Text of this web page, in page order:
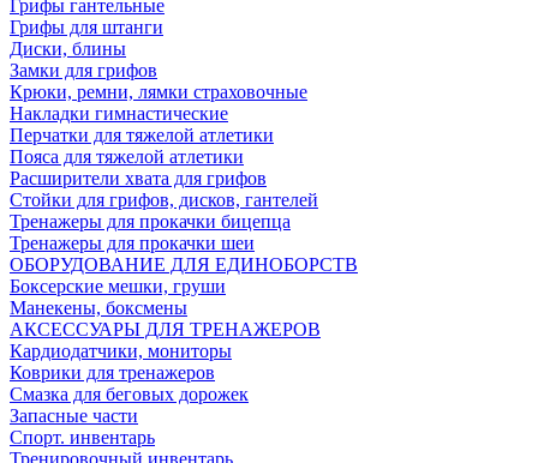
Грифы гантельные
Грифы для штанги
Диски, блины
Замки для грифов
Крюки, ремни, лямки страховочные
Накладки гимнастические
Перчатки для тяжелой атлетики
Пояса для тяжелой атлетики
Расширители хвата для грифов
Стойки для грифов, дисков, гантелей
Тренажеры для прокачки бицепца
Тренажеры для прокачки шеи
ОБОРУДОВАНИЕ ДЛЯ ЕДИНОБОРСТВ
Боксерские мешки, груши
Манекены, боксмены
АКСЕССУАРЫ ДЛЯ ТРЕНАЖЕРОВ
Кардиодатчики, мониторы
Коврики для тренажеров
Смазка для беговых дорожек
Запасные части
Спорт. инвентарь
Тренировочный инвентарь